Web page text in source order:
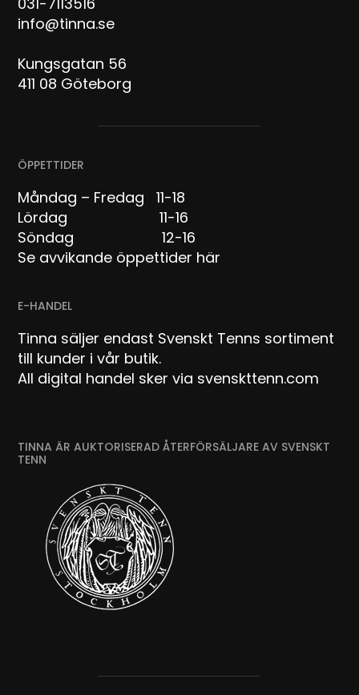
info@tinna.se
Kungsgatan 56
411 08 Göteborg
ÖPPETTIDER
Måndag – Fredag 11-18
Lördag 11-16
Söndag 12-16
Se avvikande öppettider här
E-HANDEL
Tinna säljer endast Svenskt Tenns sortiment
till kunder i vår butik.
All digital handel sker via svenskttenn.com
TINNA ÄR AUKTORISERAD ÅTERFÖRSÄLJARE AV SVENSKT
TENN